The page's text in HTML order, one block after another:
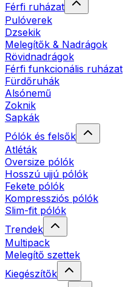
Férfi ruházat
Pulóverek
Dzsekik
Melegítők & Nadrágok
Rövidnadrágok
Férfi funkcionális ruházat
Fürdőruhák
Alsónemű
Zoknik
Sapkák
Pólók és felsők
Atléták
Oversize pólók
Hosszú ujjú pólók
Fekete pólók
Kompressziós pólók
Slim-fit pólók
Trendek
Multipack
Melegítő szettek
Kiegészítők